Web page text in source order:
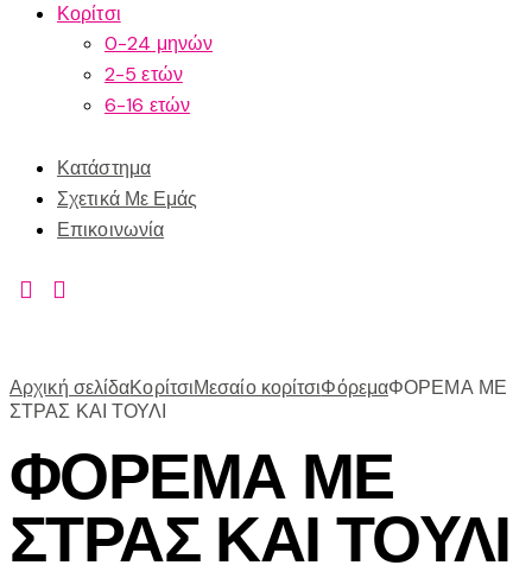
Κορίτσι
0-24 μηνών
2-5 ετών
6-16 ετών
Κατάστημα
Σχετικά Με Εμάς
Επικοινωνία
Αρχική σελίδαΚορίτσιΜεσαίο κορίτσιΦόρεμαΦΟΡΕΜΑ ΜΕ
ΣΤΡΑΣ ΚΑΙ ΤΟΥΛΙ
ΦΟΡΕΜΑ ΜΕ
ΣΤΡΑΣ ΚΑΙ ΤΟΥΛΙ